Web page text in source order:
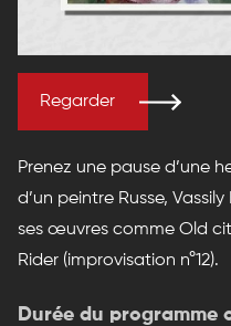
Regarder
Prenez une pause d’une
d’un peintre Russe,
ses œuvres comme Old
Rider (improvisation n°12).
Durée du programme